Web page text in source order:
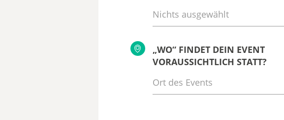
Nichts ausgewählt
„WO“ FINDET DEIN EVENT
VORAUSSICHTLICH STATT?